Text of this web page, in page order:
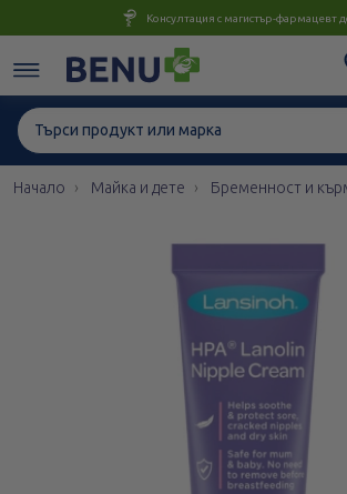
Консултация с магистър-фармацевт
Начало Майка и дете Бременност и